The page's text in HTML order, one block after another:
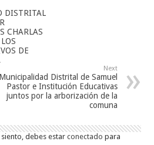
DISTRITAL
CHARLAS
DE
Next
Municipalidad Distrital de Samuel
Pastor e Institución Educativas
juntos por la arborización de la
comuna
siento, debes estarconectado para